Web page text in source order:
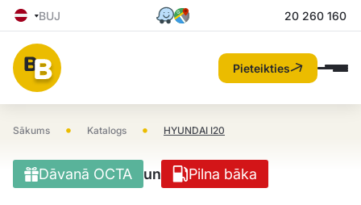
BUJ 20 260 160
Pieteikties
Sākums • Katalogs • HYUNDAI I20
Dāvanā OCTA un Pilna bāka